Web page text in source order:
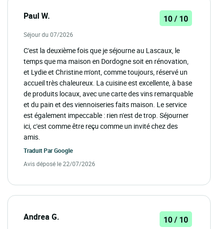
Paul W. 10 / 10
Séjour du 07/2026
C'est la deuxième fois que je séjourne au Lascaux, le
temps que ma maison en Dordogne soit en rénovation,
et Lydie et Christine m'ont, comme toujours, réservé un
accueil très chaleureux. La cuisine est excellente, à base
de produits locaux, avec une carte des vins remarquable
et du pain et des viennoiseries faits maison. Le service
est également impeccable : rien n'est de trop. Séjourner
ici, c'est comme être reçu comme un invité chez des
amis.
Traduit ParGoogle
Avis déposé le 22/07/2026
Andrea G. 10 / 10